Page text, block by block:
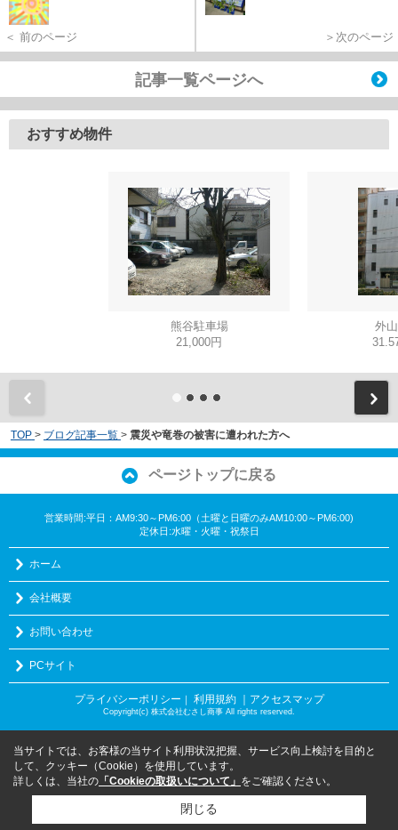
＜ 前のページ ＞次のページ
記事一覧ページへ
おすすめ物件
熊谷駐車場
21,000円
外
TOP > ブログ記事一覧 > 震災や竜巻の被害に遭われた方へ
ページトップに戻る
営業時間:平日：AM9:30～PM6:00（土曜と日曜のみAM10:00～PM6:00)
定休日:水曜・火曜・祝祭日
ホーム
会社概要
お問い合わせ
PCサイト
プライバシーポリシー ｜ 利用規約 ｜アクセスマップ
Copyright(c) 株式会社むさし商事 All rights reserved.
当サイトでは、お客様の当サイト利用状況把握、サービス向上検討を目的と
して、クッキー（Cookie）を使用しています。
詳しくは、当社の 「Cookieの取扱いについて」 をご確認ください。
閉じる